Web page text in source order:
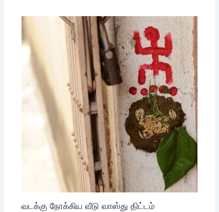
வடக்கு நோக்கிய வீடு வாஸ்து திட்டம்